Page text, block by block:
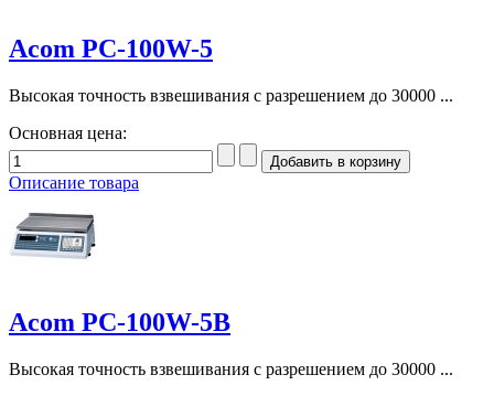
Acom PC-100W-5
Высокая точность взвешивания с разрешением до 30000 ...
Основная цена:
Описание товара
Acom PC-100W-5B
Высокая точность взвешивания с разрешением до 30000 ...